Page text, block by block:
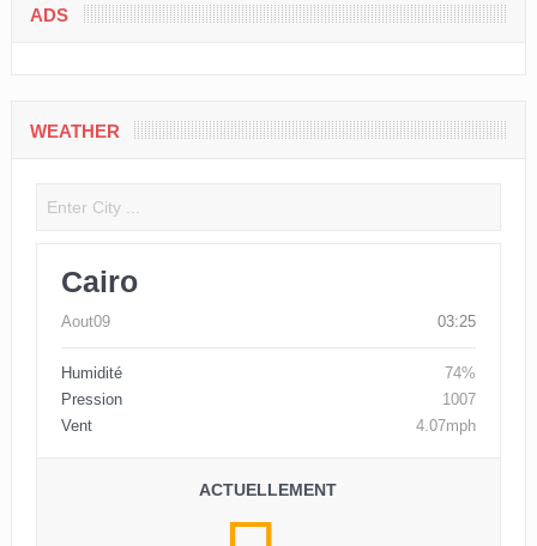
ADS
WEATHER
Cairo
Aout09 03:25
Humidité
74%
Pression
1007
Vent
4.07mph
ACTUELLEMENT